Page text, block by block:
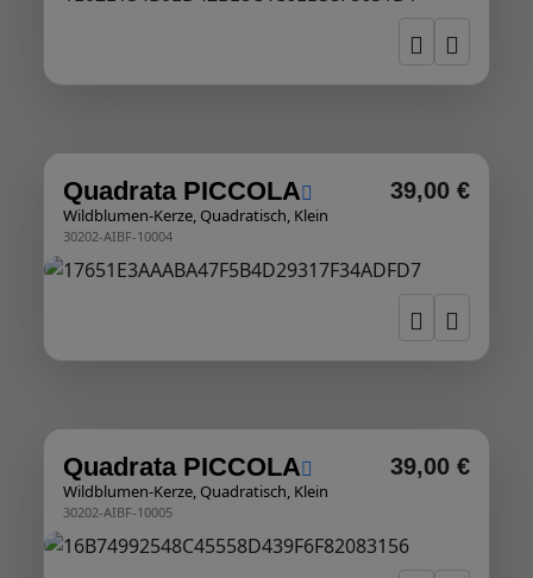
Quadrata PICCOLA
Wildblumen-Kerze, Quadratisch, Klein
30202-AIBF-10004
39,00 €
Quadrata PICCOLA
Wildblumen-Kerze, Quadratisch, Klein
30202-AIBF-10005
39,00 €